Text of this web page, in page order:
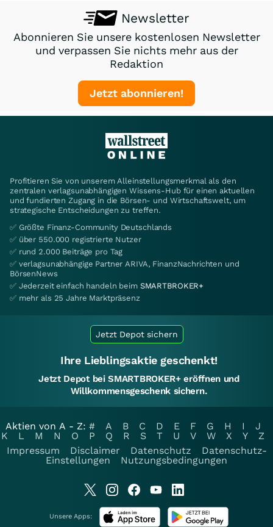
Newsletter
Abonnieren Sie unsere kostenlosen Newsletter
und verpassen Sie nichts mehr aus der
Redaktion
Jetzt abonnieren!
Profitieren Sie von unserem Alleinstellungsmerkmal als den
zentralen verlagsunabhängigen Wissens-Hub für einen aktuellen
und fundierten Zugang in die Börsen- und Wirtschaftswelt, um
strategische Entscheidungen zu treffen.
✅ Größte Finanz-Community Deutschlands
✅ über 550.000 registrierte Nutzer
✅ rund 2.000 Beiträge pro Tag
✅ verlagsunabhängige Partner ARIVA, FinanzNachrichten und
BörsenNews
✅ Jederzeit einfach handeln beim SMARTBROKER+
✅ mehr als 25 Jahre Marktpräsenz
Jetzt Depot sichern
Ihre Lieblingsaktie geschenkt!
Jetzt Depot bei SMARTBROKER+ eröffnen und
Willkommensgeschenk sichern.
Aktien von A - Z: # A B C D E F G H I
J
K
L M N O P Q R S T U V W X Y
Z
Impressum
Disclaimer Datenschutz
Datenschutz-
Einstellungen
Nutzungsbedingungen
Unsere Apps: